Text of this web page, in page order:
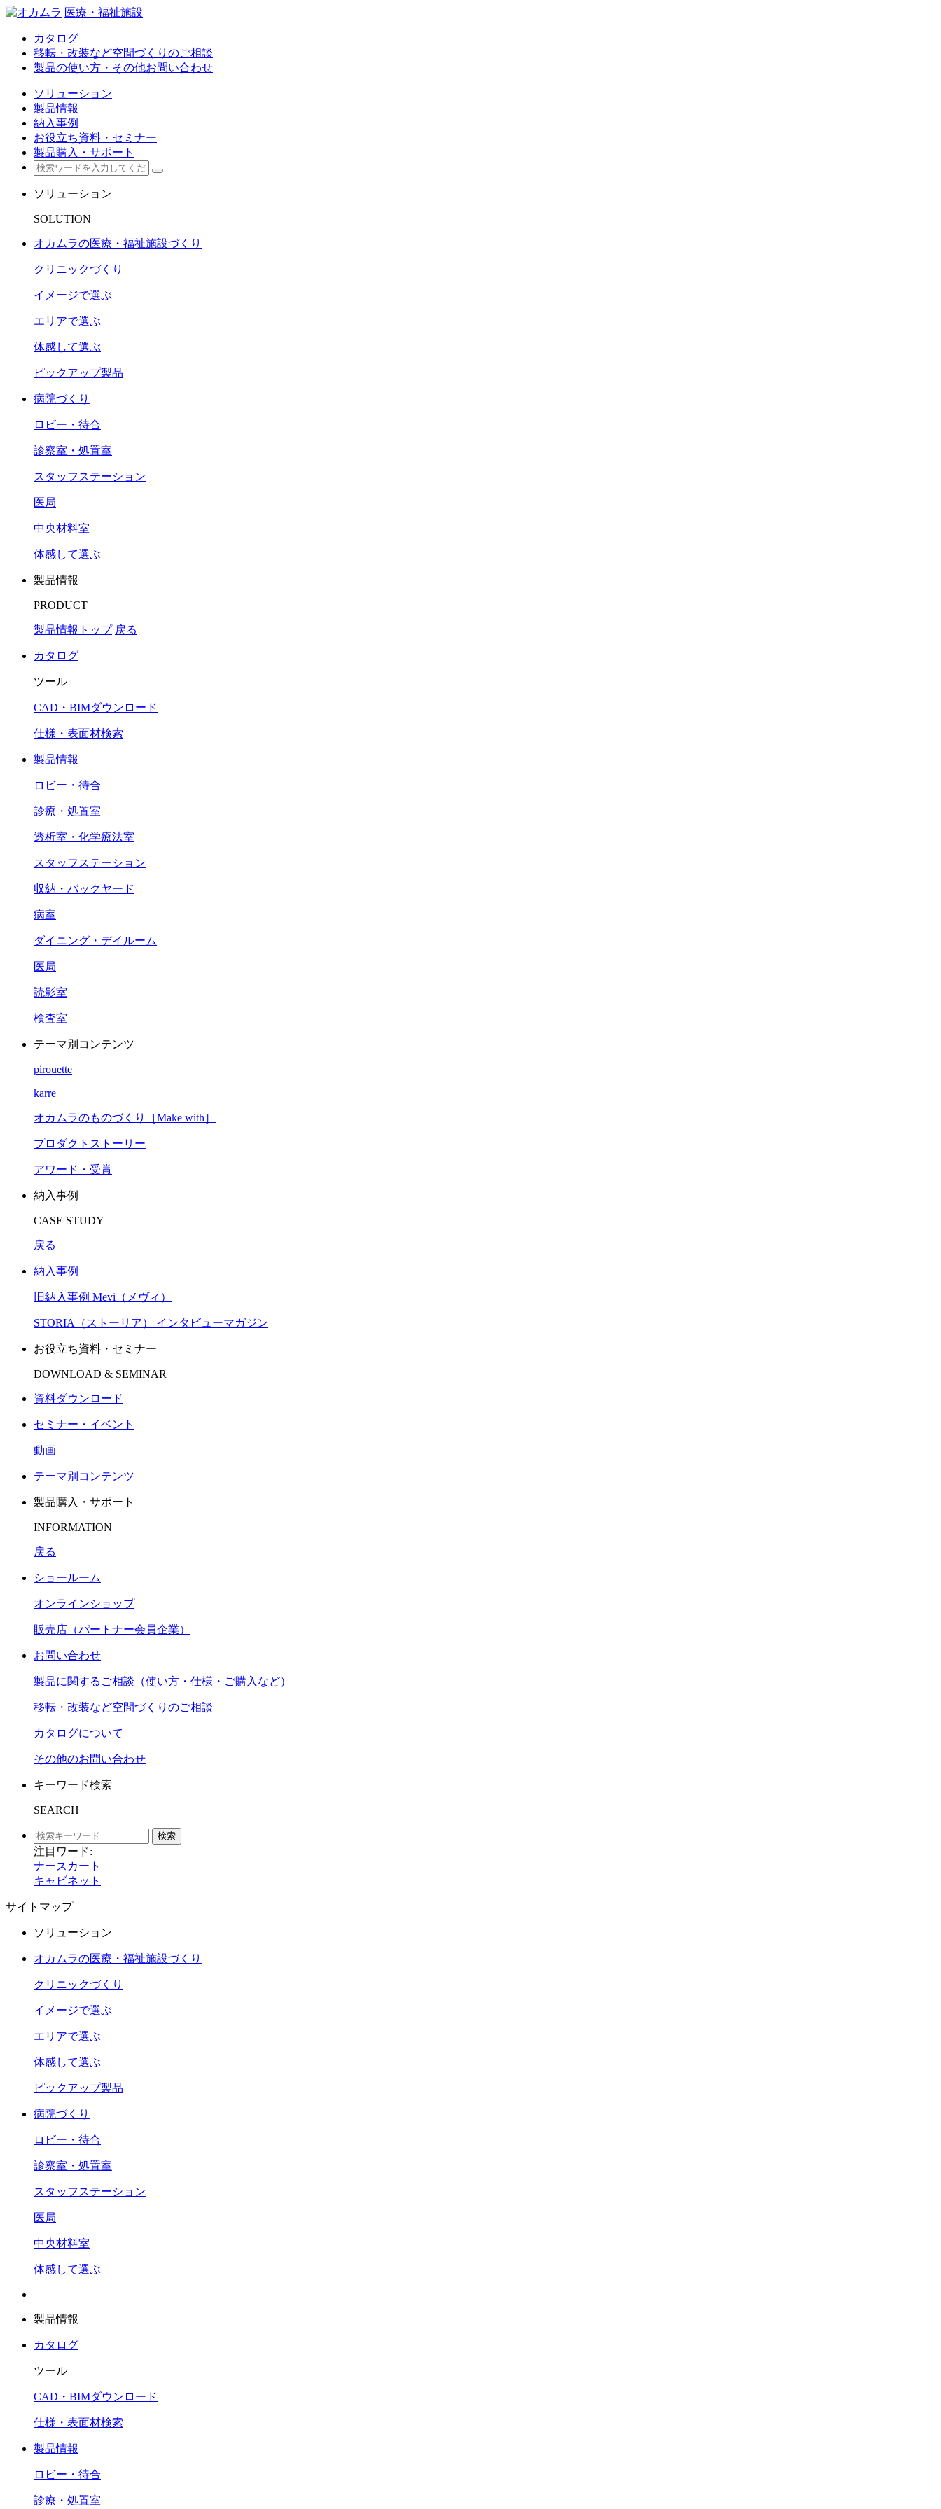
医療・福祉施設
カタログ
移転・改装など空間づくりのご相談
製品の使い方・その他お問い合わせ
ソリューション
製品情報
納入事例
お役立ち資料・セミナー
製品購入・サポート
ソリューション
SOLUTION
オカムラの医療・福祉施設づくり
クリニックづくり
イメージで選ぶ
エリアで選ぶ
体感して選ぶ
ピックアップ製品
病院づくり
ロビー・待合
診察室・処置室
スタッフステーション
医局
中央材料室
体感して選ぶ
製品情報
PRODUCT
製品情報トップ 戻る
カタログ
ツール
CAD・BIMダウンロード
仕様・表面材検索
製品情報
ロビー・待合
診療・処置室
透析室・化学療法室
スタッフステーション
収納・バックヤード
病室
ダイニング・デイルーム
医局
読影室
検査室
テーマ別コンテンツ
pirouette
karre
オカムラのものづくり［Make with］
プロダクトストーリー
アワード・受賞
納入事例
CASE STUDY
戻る
納入事例
旧納入事例 Mevi（メヴィ）
STORIA（ストーリア） インタビューマガジン
お役立ち資料・セミナー
DOWNLOAD & SEMINAR
資料ダウンロード
セミナー・イベント
動画
テーマ別コンテンツ
製品購入・サポート
INFORMATION
戻る
ショールーム
オンラインショップ
販売店（パートナー会員企業）
お問い合わせ
製品に関するご相談（使い方・仕様・ご購入など）
移転・改装など空間づくりのご相談
カタログについて
その他のお問い合わせ
キーワード検索
SEARCH
検索
注目ワード:
ナースカート
キャビネット
サイトマップ
ソリューション
オカムラの医療・福祉施設づくり
クリニックづくり
イメージで選ぶ
エリアで選ぶ
体感して選ぶ
ピックアップ製品
病院づくり
ロビー・待合
診察室・処置室
スタッフステーション
医局
中央材料室
体感して選ぶ
製品情報
カタログ
ツール
CAD・BIMダウンロード
仕様・表面材検索
製品情報
ロビー・待合
診療・処置室